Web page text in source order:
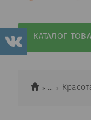
КАТАЛОГ
...